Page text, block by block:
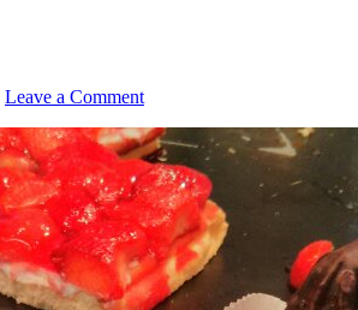
Leave a Commenton
baecker